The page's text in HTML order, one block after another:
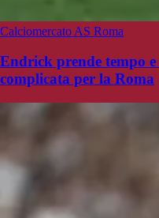
Calciomercato AS Roma
Endrick prende tempo
complicata per la Roma